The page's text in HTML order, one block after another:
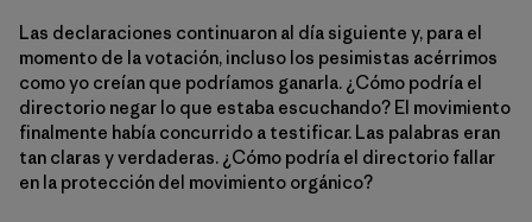
Las declaraciones continuaron al día siguiente y, para el
momento de la votación, incluso los pesimistas acérrimos
como yo creían que podríamos ganarla. ¿Cómo podría el
directorio negar lo que estaba escuchando? El movimiento
finalmente había concurrido a testificar. Las palabras eran
tan claras y verdaderas. ¿Cómo podría el directorio fallar
en la protección del movimiento orgánico?